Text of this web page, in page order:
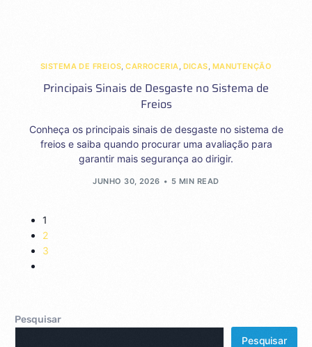
SISTEMA DE FREIOS,CARROCERIA, DICAS, MANUTENÇÃO
Principais Sinais de Desgaste no Sistema de
Freios
Conheça os principais sinais de desgaste no sistema de
freios e saiba quando procurar uma avaliação para
garantir mais segurança ao dirigir.
JUNHO 30, 2026 5 MIN READ
1
2
3
Pesquisar
Pesquisar